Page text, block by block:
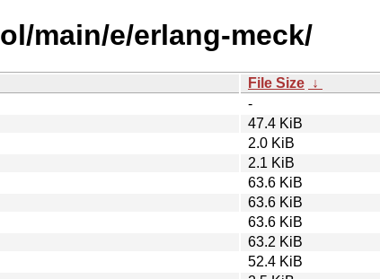
main/e/erlang-meck/
File Size ↓
-
47.4 KiB
2.0 KiB
2.1 KiB
63.6 KiB
63.6 KiB
63.6 KiB
63.2 KiB
52.4 KiB